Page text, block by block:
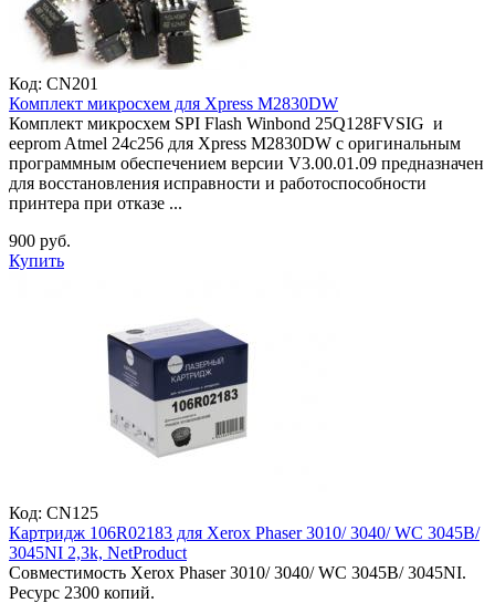
Код: CN201
Комплект микросхем для Xpress M2830DW
Комплект микросхем SPI Flash Winbond 25Q128FVSIG и
eeprom Atmel 24c256 для Xpress M2830DW с оригинальным
программным обеспечением версии V3.00.01.09 предназначен
для восстановления исправности и работоспособности
принтера при отказе ...
900 руб.
Купить
Код: CN125
Картридж 106R02183 для Xerox Phaser 3010/ 3040/ WC 3045B/
3045NI 2,3k, NetProduct
Совместимость Xerox Phaser 3010/ 3040/ WC 3045B/ 3045NI.
Ресурс 2300 копий.